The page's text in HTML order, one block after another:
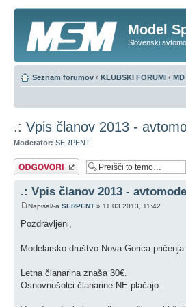
Model
Slovenski
Seznam forumov ‹ KLUBSKI FORUMI ‹
.: Vpis članov 2013 -
Moderator: SERPENT
Napiši odgovor
.: Vpis članov 2013 -
Napisal/-a SERPENT » 11.03.2013, 11:42
Pozdravljeni,
Modelarsko društvo Nova Gorica
Letna članarina znaša 30€.
Osnovnošolci članarine NE plačajo.